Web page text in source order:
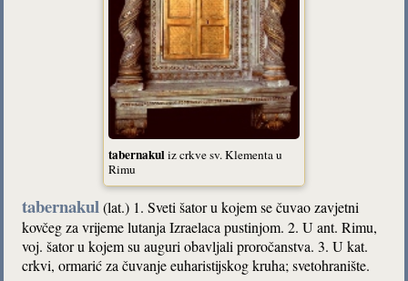
tabernakuliz crkve sv. Klementa u
Rimu
tabernakul (lat.) 1. Sveti šator u kojem se čuvao zavjetni
kovčeg za vrijeme lutanja Izraelaca pustinjom. 2. U ant. Rimu,
voj. šator u kojem su auguri obavljali proročanstva. 3. U kat.
crkvi, ormarić za čuvanje euharistijskog kruha; svetohranište.